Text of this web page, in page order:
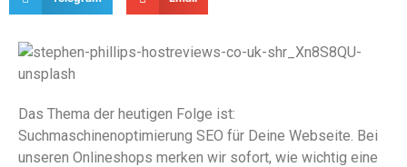
Das Thema der heutigen Folge ist:
Suchmaschinenoptimierung SEO für Deine Webseite. Bei
unseren Onlineshops merken wir sofort, wie wichtig eine